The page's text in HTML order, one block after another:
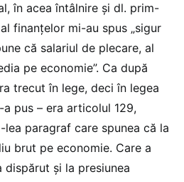
în acea întâlnire și dl. prim-
finanțelor mi-au spus „sigur
că salariul de plecare, al
pe economie”. Ca după
trecut în lege, deci în legea
pus – era articolul 129,
paragraf care spunea că la
brut pe economie. Care a
și la presiunea